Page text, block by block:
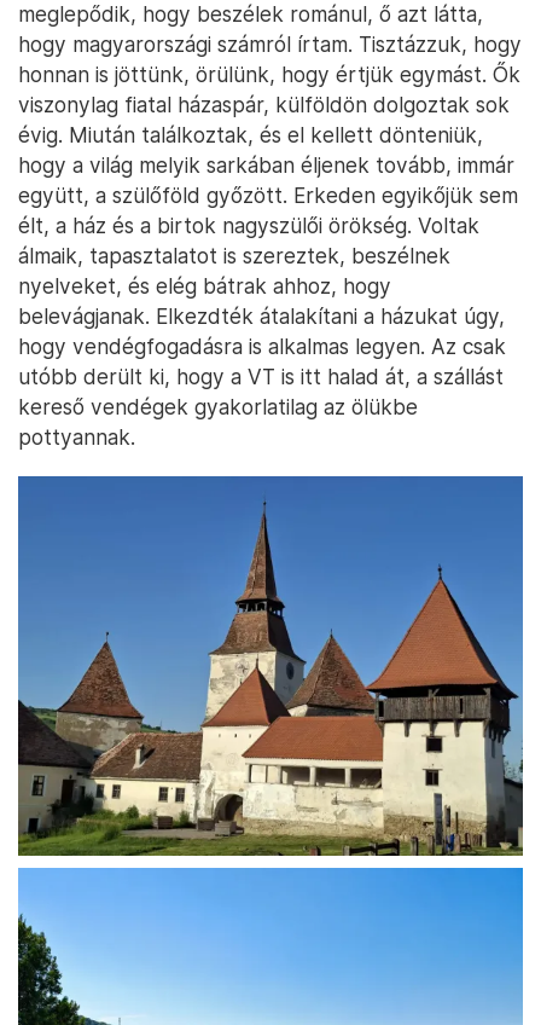
meglepődik, hogy beszélek románul, ő azt látta,
hogy magyarországi számról írtam. Tisztázzuk, hogy
honnan is jöttünk, örülünk, hogy értjük egymást. Ők
viszonylag fiatal házaspár, külföldön dolgoztak sok
évig. Miután találkoztak, és el kellett dönteniük,
hogy a világ melyik sarkában éljenek tovább, immár
együtt, a szülőföld győzött. Erkeden egyikőjük sem
élt, a ház és a birtok nagyszülői örökség. Voltak
álmaik, tapasztalatot is szereztek, beszélnek
nyelveket, és elég bátrak ahhoz, hogy
belevágjanak. Elkezdték átalakítani a házukat úgy,
hogy vendégfogadásra is alkalmas legyen. Az csak
utóbb derült ki, hogy a VT is itt halad át, a szállást
kereső vendégek gyakorlatilag az ölükbe
pottyannak.